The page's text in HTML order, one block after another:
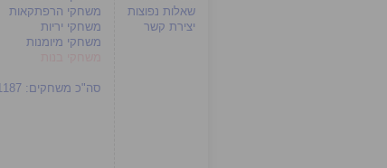
שאלות נפוצות
יצירת קשר
משחקי הרפתקאות
משחקי יריות
משחקי מיומנות
סה"כ משחקים: